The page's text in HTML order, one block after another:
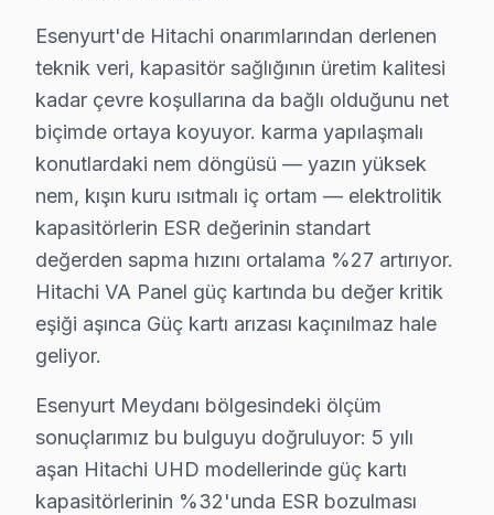
Bu sayfayla ilgili hizmet sayfaları:
↑ Hitachi Servis Ana Sayfası
↑ Esenyurt TV Servis Merkezi
Esenyurt Yakın İlçelerde Hitachi Servisi
· Arnavutköy Hitachi
· Avcılar Hitachi
· Bakırköy Hitachi
· Başakşehir Hitachi
· Bayrampaşa Hitachi
· Beşiktaş Hitachi
Esenyurt'de Hitachi onarımlarından derlenen
teknik veri, kapasitör sağlığının üretim kalitesi
kadar çevre koşullarına da bağlı olduğunu net
biçimde ortaya koyuyor. karma yapılaşmalı
konutlardaki nem döngüsü — yazın yüksek
nem, kışın kuru ısıtmalı iç ortam — elektrolitik
kapasitörlerin ESR değerinin standart
değerden sapma hızını ortalama %27 artırıyor.
Hitachi VA Panel güç kartında bu değer kritik
eşiği aşınca Güç kartı arızası kaçınılmaz hale
geliyor.
Esenyurt Meydanı bölgesindeki ölçüm
sonuçlarımız bu bulguyu doğruluyor: 5 yılı
aşan Hitachi UHD modellerinde güç kartı
kapasitörlerinin %32'unda ESR bozulması